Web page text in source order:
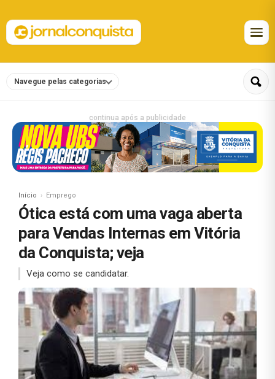
Navegue pelas categorias
continua após a publicidade
Início Emprego
Ótica está com uma vaga aberta
para Vendas Internas em Vitória
da Conquista; veja
Veja como se candidatar.